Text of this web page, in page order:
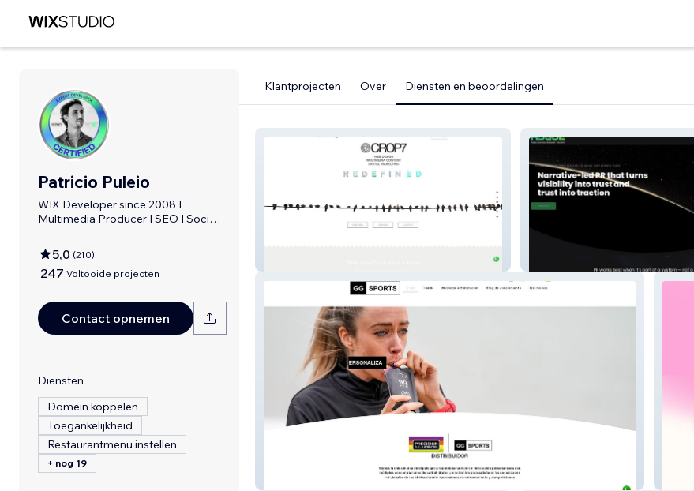
Patricio Puleio
WIX Developer since 2008 I
Multimedia Producer I SEO I Social
5,0 (210)
247 Voltooide projecten
Contact opnemen
Diensten
Domein koppelen
Toegankelijkheid
Restaurantmenu instellen
+ nog 19
Klantprojecten Over Diensten en beoordelingen